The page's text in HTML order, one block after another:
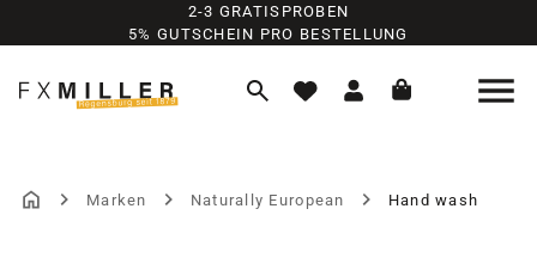
Zum Hauptinhalt springen
2-3 GRATISPROBEN
5% GUTSCHEIN PRO BESTELLUNG
Marken Naturally European Hand wash